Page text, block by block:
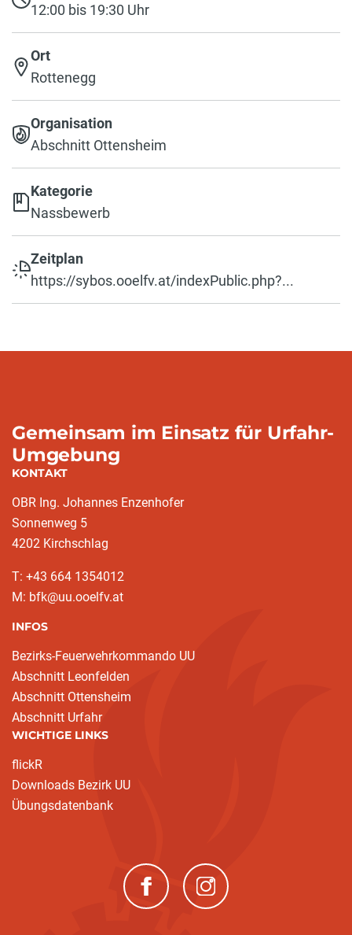
12:00 bis 19:30 Uhr
Ort
Rottenegg
Organisation
Abschnitt Ottensheim
Kategorie
Nassbewerb
Zeitplan
https://sybos.ooelfv.at/indexPublic.php?...
Gemeinsam im Einsatz für Urfahr-
Umgebung
KONTAKT
OBR Ing. Johannes Enzenhofer
Sonnenweg 5
4202 Kirchschlag
T: +43 664 1354012
M: bfk@uu.ooelfv.at
INFOS
Bezirks-Feuerwehrkommando UU
Abschnitt Leonfelden
Abschnitt Ottensheim
Abschnitt Urfahr
WICHTIGE LINKS
flickR
Downloads Bezirk UU
Übungsdatenbank
(neues Fenster)(neues Fenster)